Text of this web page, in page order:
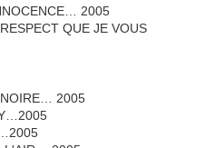
2005
QUE JE VOUS
2005